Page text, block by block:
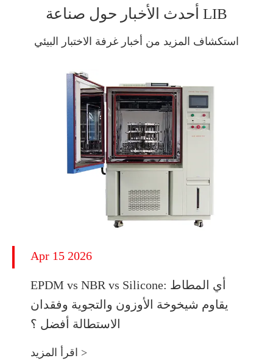
أحدث الأخبار حول صناعة LIB
استكشاف المزيد من أخبار غرفة الاختبار البيئي
Apr 15 2026
EPDM vs NBR vs Silicone: أي المطاط
يقاوم شيخوخة الأوزون والتجوية وفقدان
الاستطالة أفضل ؟
اقرأ المزيد >